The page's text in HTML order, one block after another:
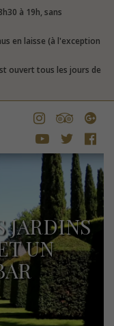
à 19h, sans
en laisse (à l'exception
ouvert tous les jours de
JARDINS
UN